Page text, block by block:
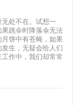
处不在。试想一
跳伞时降落伞无法
饼中有苍蝇，如果
生，无疑会给人们
作中，我们却常常